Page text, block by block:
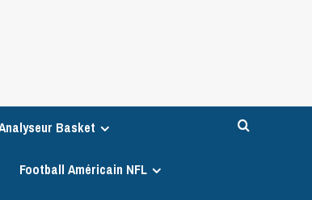
Basket
Football Américain NFL